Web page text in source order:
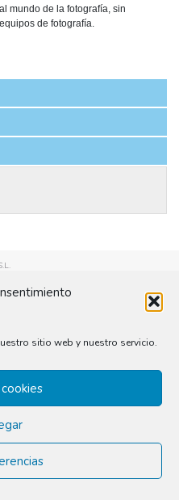
sitio web y nuestro servicio.
mundo de la fotografía, sin
de fotografía.